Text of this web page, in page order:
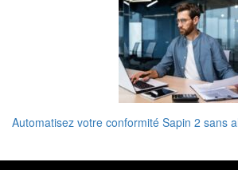
Automatisez votre conformité Sapin 2 sans